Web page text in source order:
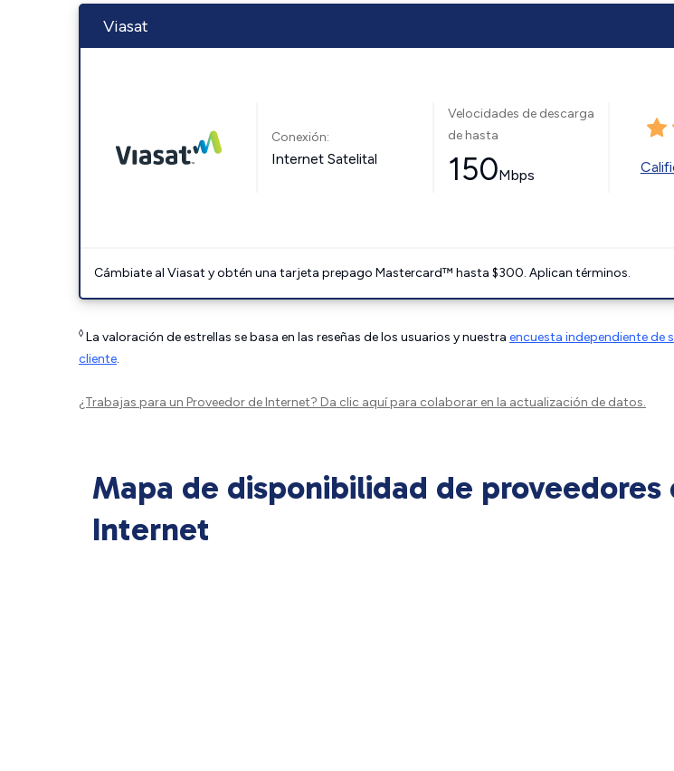
Viasat
Conexión:
Internet Satelital
Velocidades de descarga
de hasta
150Mbps
Cámbiate al Viasat y obtén una tarjeta prepago Mastercard™ hasta $300. Aplican términos.
◊ La valoración de estrellas se basa en las reseñas de los usuarios y nuestra encuesta independiente de
cliente.
¿Trabajas para un Proveedor de Internet? Da clic aquípara colaborar en la actualización de datos.
Mapa de disponibilidad de proveedores
Internet